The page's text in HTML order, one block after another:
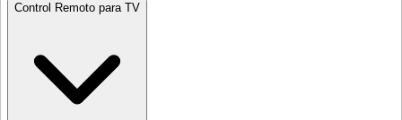
Control Remoto para TV